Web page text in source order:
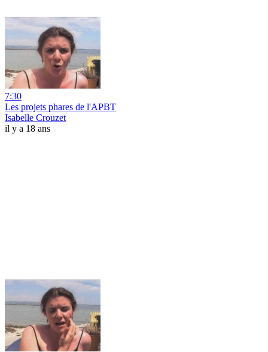
7:30
Les projets phares de l'APBT
Isabelle Crouzet
il y a 18 ans